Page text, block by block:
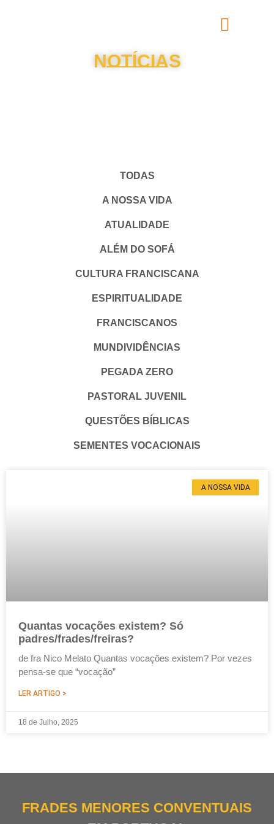
NOTÍCIAS
TODAS
A NOSSA VIDA
ATUALIDADE
ALÉM DO SOFÁ
CULTURA FRANCISCANA
ESPIRITUALIDADE
FRANCISCANOS
MUNDIVIDÊNCIAS
PEGADA ZERO
PASTORAL JUVENIL
QUESTÕES BÍBLICAS
SEMENTES VOCACIONAIS
A NOSSA VIDA
Quantas vocações existem? Só
padres/frades/freiras?
de fra Nico Melato Quantas vocações existem? Por vezes
pensa-se que “vocação”
LER ARTIGO >
18 de Julho, 2025
FRADES MENORES CONVENTUAIS